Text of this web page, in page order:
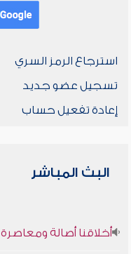
استرجاع الرمز السري
تسجيل عضو جديد
إعادة تفعيل حساب
البث المباشر
أخلاقنا أصالة ومعاصرة